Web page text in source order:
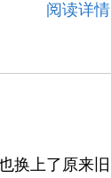
阅读详情
换上了原来旧